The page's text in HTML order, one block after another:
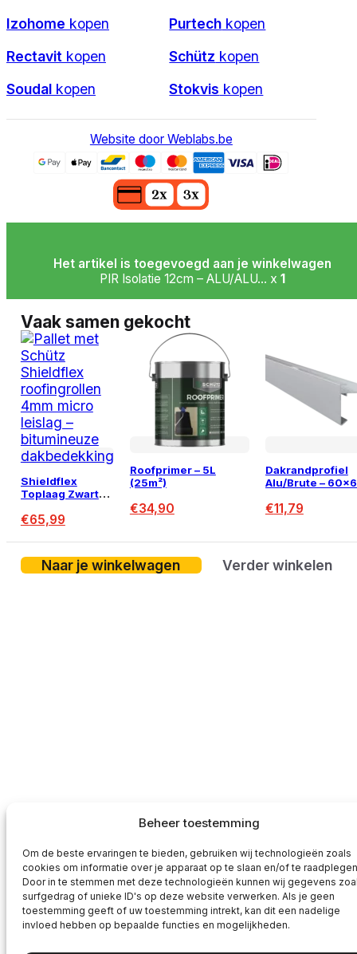
Beheer toestemming
Om de beste ervaringen te bieden, gebruiken wij technologieën zoals
cookies om informatie over je apparaat op te slaan en/of te
Door in te stemmen met deze technologieën kunnen wij gegevens
surfgedrag of unieke ID's op deze website verwerken. Als je geen
toestemming geeft of uw toestemming intrekt, kan dit een nadelige
invloed hebben op bepaalde functies en mogelijkheden.
Izohome kopen Purtech kopen
Rectavit kopen Schütz kopen
Soudal kopen Stokvis kopen
Website door Weblabs.be
Het artikel is toegevoegd aan je winkelwagen
PIR Isolatie 12cm – ALU/ALU... x1
Vaak samen gekocht
Shieldflex
Toplaag Zwart
7,5m²
€65,99
Roofprimer – 5L
(25m²)
€34,90
Dakrandprofiel
Alu/Brute –
€11,79
Naar je winkelwagen Verder winkelen